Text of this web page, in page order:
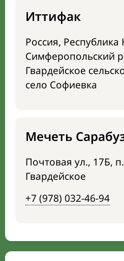
Иттифак
Россия,
Симферопольский
Гвардейское
село Софиевка
Мечеть
Почтовая ул., 17Б, п.
Гвардейское
+7 (978) 032-46-94